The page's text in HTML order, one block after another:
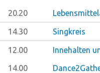
20.20
14.30 Singkreis
12.00
Innehalten
14.00